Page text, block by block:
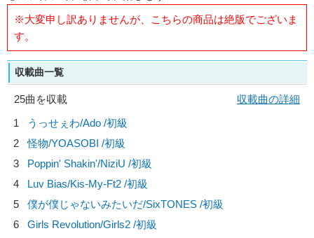
※大変申し訳ありませんが、こちらの商品は絶版でございま
す。
収載曲一覧
25曲を収載
収載曲の詳細
1
うっせぇわ/Ado /初級
2
怪物/YOASOBI /初級
3
Poppin' Shakin'/NiziU /初級
4
Luv Bias/Kis-My-Ft2 /初級
5
僕が僕じゃないみたいだ/SixTONES /初級
6
Girls Revolution/Girls2 /初級